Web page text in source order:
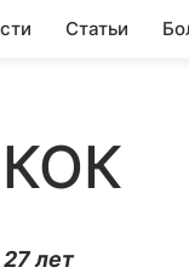
Статьи
лет